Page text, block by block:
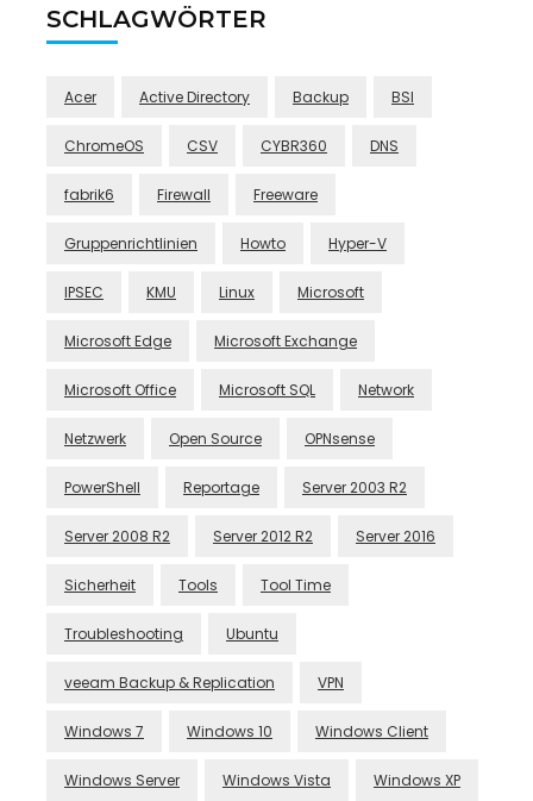
SCHLAGWÖRTER
Acer Active Directory Backup BSI
ChromeOS CSV CYBR360 DNS
fabrik6 Firewall Freeware
Gruppenrichtlinien Howto Hyper-V
IPSEC KMU Linux Microsoft
Microsoft Edge Microsoft Exchange
Microsoft Office Microsoft SQL Network
Netzwerk Open Source OPNsense
PowerShell Reportage Server 2003 R2
Server 2008 R2 Server 2012 R2 Server 2016
Sicherheit Tools Tool Time
Troubleshooting Ubuntu
veeam Backup & Replication VPN
Windows 7 Windows 10 Windows Client
Windows Server Windows Vista Windows XP